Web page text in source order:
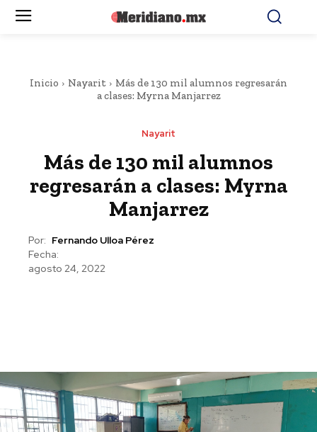
Inicio Nayarit
Más de 130 mil alumnos regresarán
a clases: Myrna Manjarrez
Nayarit
Más de 130 mil alumnos
regresarán a clases: Myrna
Manjarrez
Por: Fernando Ulloa Pérez
Fecha:
agosto 24, 2022